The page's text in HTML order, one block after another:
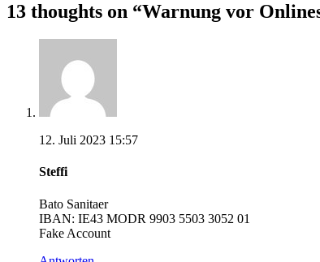
13 thoughts on “Warnung vor
12. Juli 2023 15:57
Steffi
Bato Sanitaer
IBAN: IE43 MODR 9903 5503 3052 01
Fake Account